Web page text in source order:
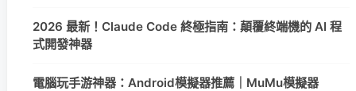
2026 最新！Claude Code 終極指南：顛覆終端機的 AI 程
式開發神器
電腦玩手游神器：Android模擬器推薦｜MuMu模擬器